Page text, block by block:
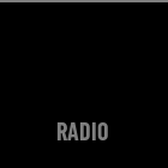
RADIO